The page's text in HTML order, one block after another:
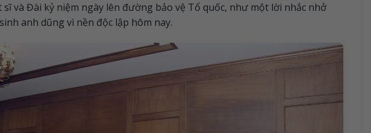
sĩ và Đài kỷ niệm ngày lên đường bảo vệ Tổ quốc, như một lời nhắc nhở
anh dũng vì nền độc lập hôm nay.